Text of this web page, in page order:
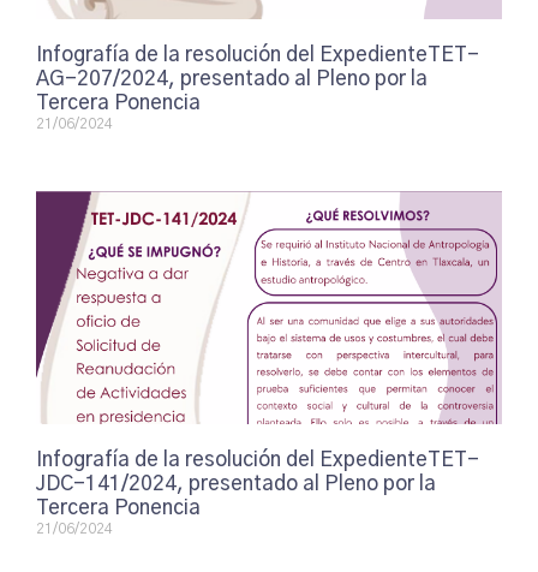
Infografía de la resolución del ExpedienteTET-
AG-207/2024, presentado al Pleno por la
Tercera Ponencia
21/06/2024
Infografía de la resolución del ExpedienteTET-
JDC-141/2024, presentado al Pleno por la
Tercera Ponencia
21/06/2024